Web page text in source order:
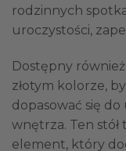
rodzinnych
uroczystości,
Dostępny
złotym kolorze,
dopasować się
wnętrza. Ten
element, który